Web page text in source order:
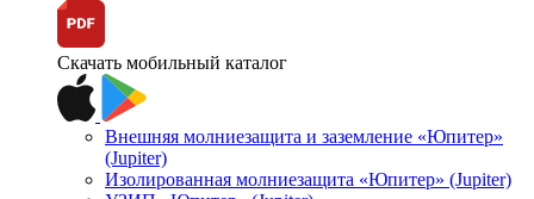
Скачать мобильный каталог
Внешняя молниезащита и заземление «Юпитер»
(Jupiter)
Изолированная молниезащита «Юпитер» (Jupiter)